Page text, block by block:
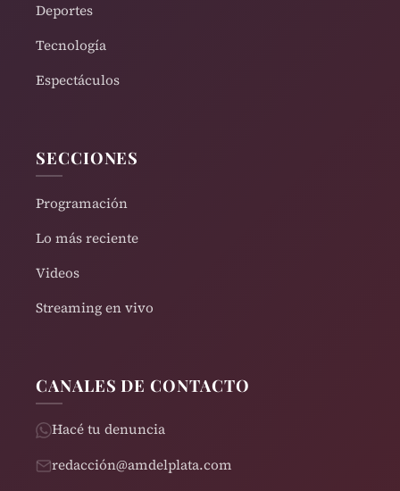
Deportes
Tecnología
Espectáculos
SECCIONES
Programación
Lo más reciente
Videos
Streaming en vivo
CANALES DE CONTACTO
Hacé tu denuncia
redacción@amdelplata.com